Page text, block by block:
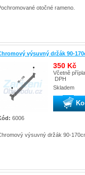
otočné rameno.
výsuvný držák 90-
350 Kč
Včetně
DPH
Skladem
6006
výsuvný držák 90-